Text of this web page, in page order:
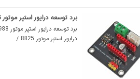
برد توسعه درایور استپر موتور 8825/A4988
درایور استپر موتور 8825 /..